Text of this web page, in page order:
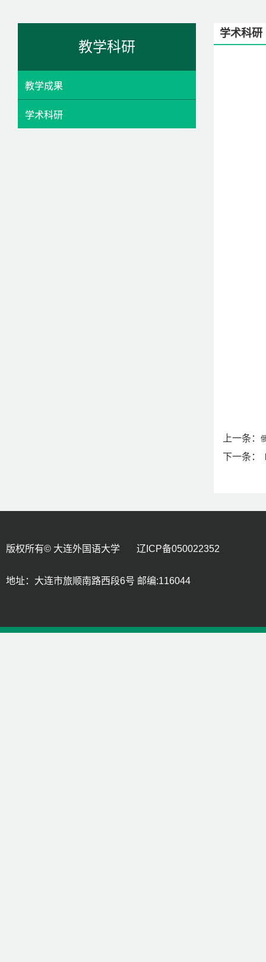
教学科研
教学成果
学术科研
学术科研
上一条：
下一条：
版权所有© 大连外国语大学 辽ICP备050022352
地址：大连市旅顺南路西段6号 邮编:116044